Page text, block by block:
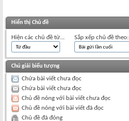
Hiển thị Chủ đề
Hiện các chủ đề từ... Sắp xếp chủ đề theo:
Chú giải biểu tượng
Chứa bài viết chưa đọc
Chứa bài viết chưa đọc
Chủ đề nóng với bài viết chưa đọc
Chủ đề nóng với bài viết đã đọc
Chủ đề đã đóng